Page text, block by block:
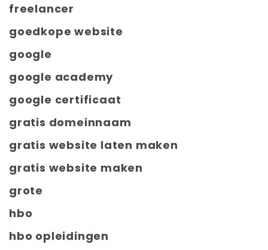
freelancer
goedkope website
google
google academy
google certificaat
gratis domeinnaam
gratis website laten maken
gratis website maken
grote
hbo
hbo opleidingen